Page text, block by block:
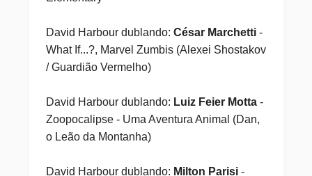
David Harbour dublando: César Marchetti -
What If...?, Marvel Zumbis (Alexei Shostakov
/ Guardião Vermelho)
David Harbour dublando: Luiz Feier Motta-
Zoopocalipse - Uma Aventura Animal (Dan,
o Leão da Montanha)
David Harbour dublando: Milton Parisi-